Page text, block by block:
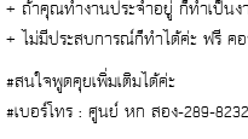
+ ถ้าคุณทำงานประจำอยู่ ก็ทำเป็น
+ ไม่มีประสบการณ์ก็ทำได้ค่ะ ฟรี คอ
#สนใจพูดคุยเพิ่มเติมได้ค่ะ
#เบอร์โทร : ศูนย์ หก สอง-289-